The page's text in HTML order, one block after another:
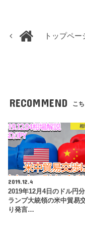
トップペー
RECOMMEND こ
相
2019.12.4
2019年12月4日のドル円
ランプ大統領の米中貿易
り発言…